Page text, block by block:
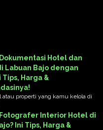
Hotel dan
Labuan Bajo dengan
Tips, Harga &
atau properti yang kamu kelola di
Fotografer Interior Hotel di
Ini Tips, Harga &